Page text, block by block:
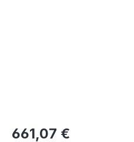
Regulärer Preis:
661,07 €